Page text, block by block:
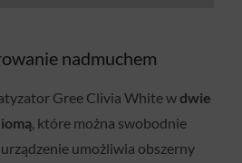
nadmuchem
Gree Clivia White wdwie
, które można swobodnie
umożliwia obszerny